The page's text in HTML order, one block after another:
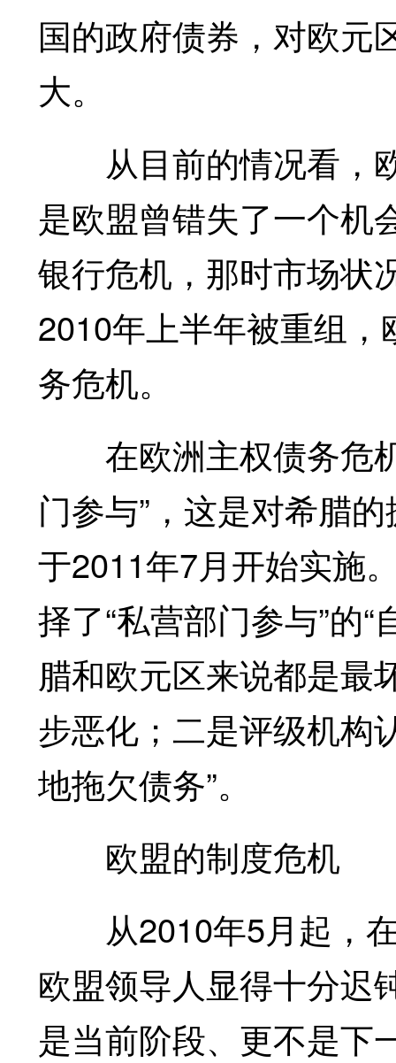
国的政府债券，对欧元
大。
从目前的情况看，
是欧盟曾错失了一个机
银行危机，那时市场状
2010年上半年被重组
务危机。
在欧洲主权债务危机
门参与”，这是对希腊
于2011年7月开始实施
择了“私营部门参与”的
腊和欧元区来说都是最
步恶化；二是评级机构
地拖欠债务”。
欧盟的制度危机
从2010年5月起，在
欧盟领导人显得十分迟
是当前阶段、更不是下